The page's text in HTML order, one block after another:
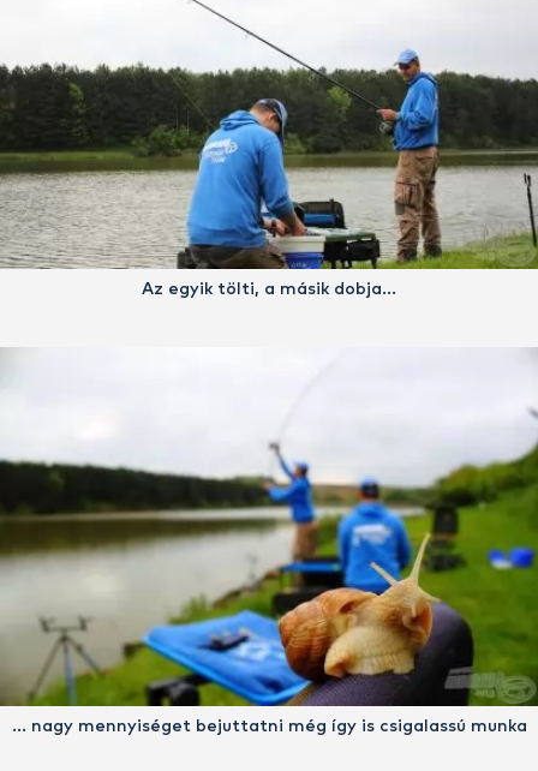
Az egyik tölti, a másik dobja…
… nagy mennyiséget bejuttatni még így is csigalassú munka